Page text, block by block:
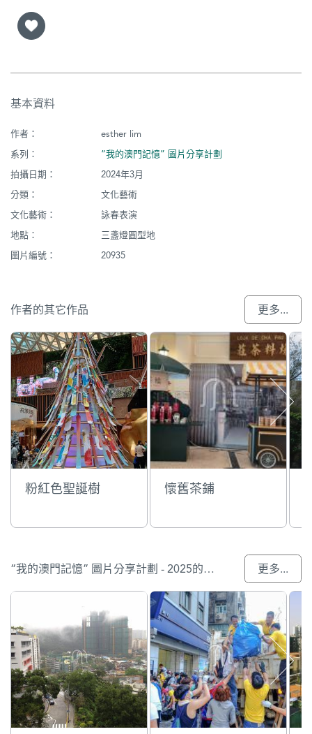
堂
街
基本資料
作者：
esther lim
系列：
“我的澳門記憶” 圖片分享計劃
拍攝日期：
2024年3月
分類：
文化藝術
文化藝術：
詠春表演
地點：
三盞燈圓型地
圖片編號：
20935
作者的其它作品 更多...
粉紅色聖誕樹 懷舊茶鋪
“我的澳門記憶” 圖片分享計劃 - 2025的入選作品 更多...